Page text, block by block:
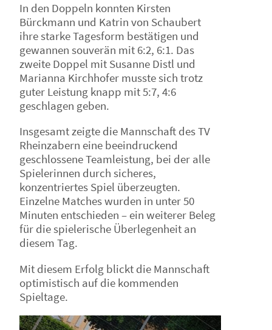
In den Doppeln konnten Kirsten
Bürckmann und Katrin von Schaubert
ihre starke Tagesform bestätigen und
gewannen souverän mit 6:2, 6:1. Das
zweite Doppel mit Susanne Distl und
Marianna Kirchhofer musste sich trotz
guter Leistung knapp mit 5:7, 4:6
geschlagen geben.
Insgesamt zeigte die Mannschaft des TV
Rheinzabern eine beeindruckend
geschlossene Teamleistung, bei der alle
Spielerinnen durch sicheres,
konzentriertes Spiel überzeugten.
Einzelne Matches wurden in unter 50
Minuten entschieden – ein weiterer Beleg
für die spielerische Überlegenheit an
diesem Tag.
Mit diesem Erfolg blickt die Mannschaft
optimistisch auf die kommenden
Spieltage.